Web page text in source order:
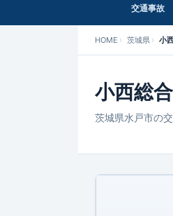
交通事故
HOME 茨城県 小
小西総
茨城県水戸市の